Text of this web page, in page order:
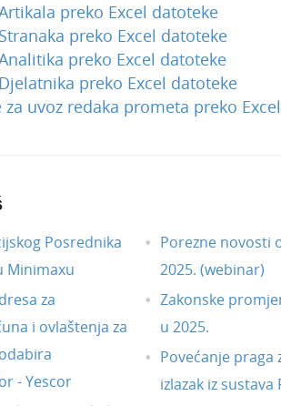
preko Excel datoteke
preko Excel datoteke
preko Excel datoteke
preko Excel datoteke
uvoz redaka prometa preko
Posrednika
Minimaxu
za
i ovlaštenja za
- Yescor
Porezne novosti
2025. (webinar)
Zakonske
u 2025.
Povećanje praga
izlazak iz sustava